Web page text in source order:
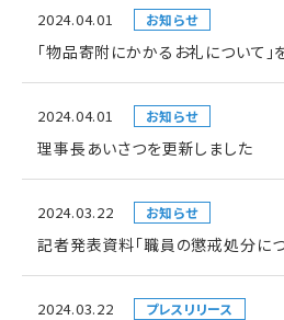
2024.04.01 お知らせ
「物品寄附にかかるお礼について」
2024.04.01 お知らせ
理事長あいさつを更新しました
2024.03.22 お知らせ
記者発表資料「職員の懲戒処分に
2024.03.22 プレスリリース